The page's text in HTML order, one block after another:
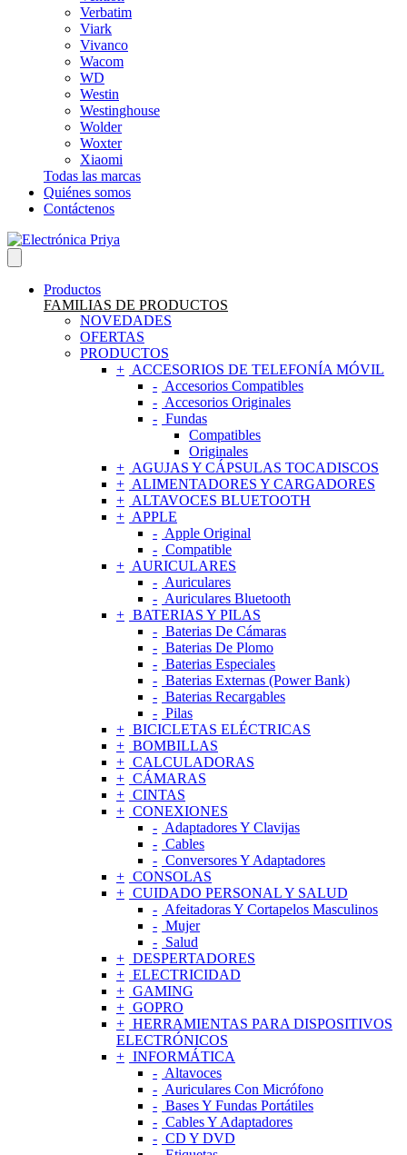
Verbatim
Viark
Vivanco
Wacom
WD
Westin
Westinghouse
Wolder
Woxter
Xiaomi
Todas las marcas
Quiénes somos
Contáctenos
Productos
FAMILIAS DE PRODUCTOS
NOVEDADES
OFERTAS
PRODUCTOS
ACCESORIOS DE TELEFONÍA MÓVIL
Accesorios Compatibles
Accesorios Originales
Fundas
Compatibles
Originales
AGUJAS Y CÁPSULAS TOCADISCOS
ALIMENTADORES Y CARGADORES
ALTAVOCES BLUETOOTH
APPLE
Apple Original
Compatible
AURICULARES
Auriculares
Auriculares Bluetooth
BATERIAS Y PILAS
Baterias De Cámaras
Baterias De Plomo
Baterias Especiales
Baterias Externas (Power Bank)
Baterias Recargables
Pilas
BICICLETAS ELÉCTRICAS
BOMBILLAS
CALCULADORAS
CÁMARAS
CINTAS
CONEXIONES
Adaptadores Y Clavijas
Cables
Conversores Y Adaptadores
CONSOLAS
CUIDADO PERSONAL Y SALUD
Afeitadoras Y Cortapelos Masculinos
Mujer
Salud
DESPERTADORES
ELECTRICIDAD
GAMING
GOPRO
HERRAMIENTAS PARA DISPOSITIVOS
ELECTRÓNICOS
INFORMÁTICA
Altavoces
Auriculares Con Micrófono
Bases Y Fundas Portátiles
Cables Y Adaptadores
CD Y DVD